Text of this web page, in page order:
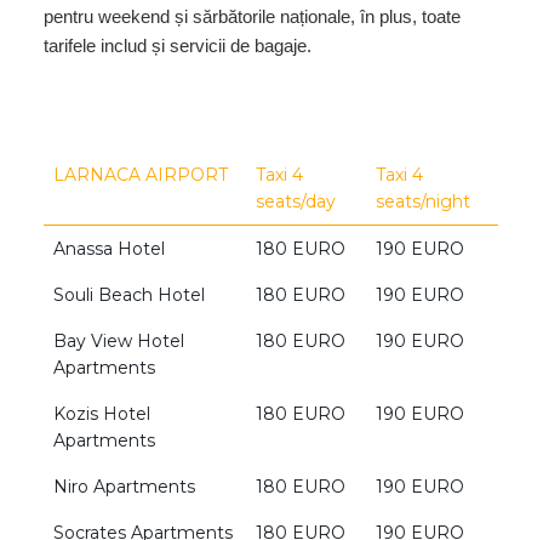
pentru weekend și sărbătorile naționale, în plus, toate
tarifele includ și servicii de bagaje.
LARNACA AIRPORT
Taxi 4
seats/day
Taxi 4
seats/night
Anassa Hotel 180 EURO 190 EURO
Souli Beach Hotel 180 EURO 190 EURO
Bay View Hotel
Apartments
180 EURO 190 EURO
Kozis Hotel
Apartments
180 EURO 190 EURO
Niro Apartments 180 EURO 190 EURO
Socrates Apartments 180 EURO 190 EURO